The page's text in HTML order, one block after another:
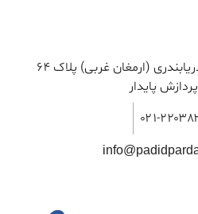
تهران, خیابان ولیعصر, کوچه دریابندری (ارمغان غربی) پلاک 64
۲۲۰۳۸۲۶۳